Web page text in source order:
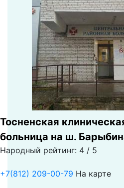
Тосненская
больница на ш.
Народный рейтинг: 4 / 5
+7(812) 209-00-79 На карте